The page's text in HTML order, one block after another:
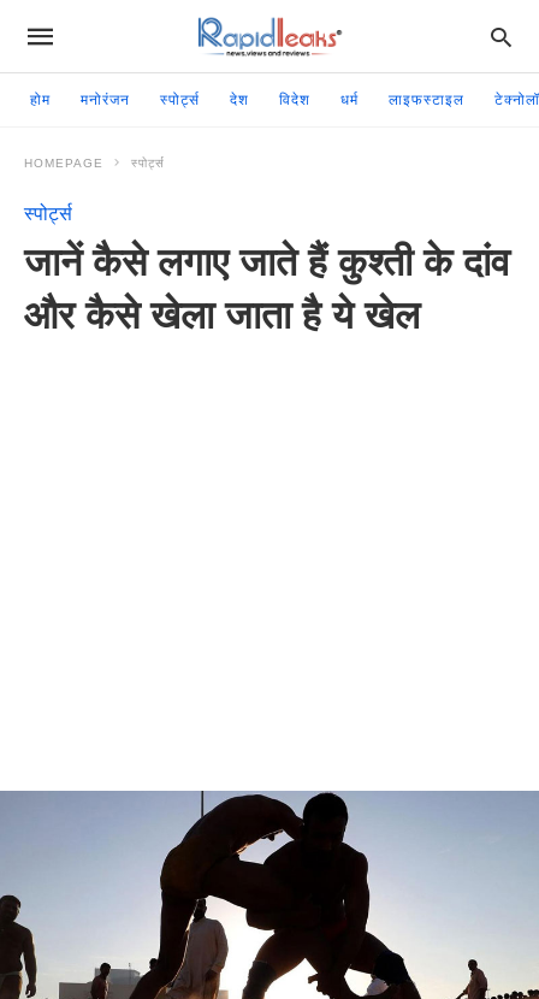
होम मनोरंजन स्पोर्ट्स देश विदेश धर्म लाइफस्टाइल
HOMEPAGE स्पोर्ट्स
स्पोर्ट्स
जानें कैसे लगाए जाते हैं कुश्ती के दांव
और कैसे खेला जाता है ये खेल